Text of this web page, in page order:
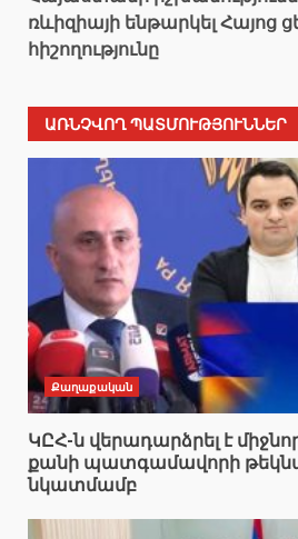
ռևիզիայի ենթարկել Հայոց
հիշողությունը
ԱՌՆՉՎՈՂ ՊԱՏՄՈՒԹՅՈՒՆՆԵՐ
Քաղաքական
ԿԸՀ-ն վերադարձրել է
քանի պատգամավորի
նկատմամբ